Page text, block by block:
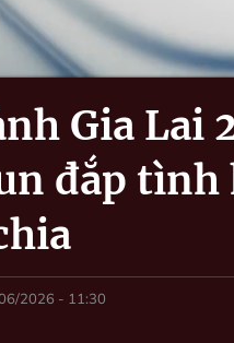
Gia Lai
đắp
2026 - 11:30